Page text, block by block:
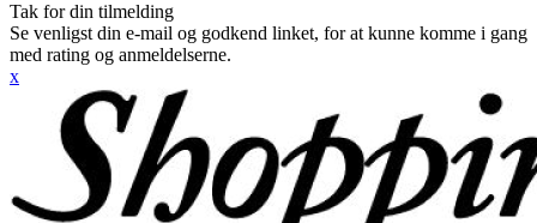
Tak for din tilmelding
Se venligst din e-mail og godkend linket, for at kunne komme i gang
med rating og anmeldelserne.
x